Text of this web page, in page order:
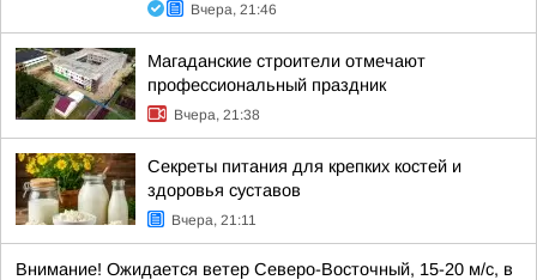
Вчера, 21:46
Магаданские строители отмечают
профессиональный праздник
Вчера, 21:38
Секреты питания для крепких костей и
здоровья суставов
Вчера, 21:11
Внимание! Ожидается ветер Северо-Восточный, 15-20 м/с, в